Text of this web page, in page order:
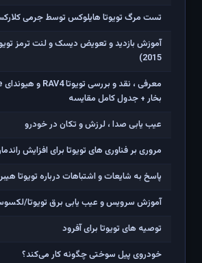
تست مرگ تویوتا هایلوکس توسط جرمی
2015)
بخار + جدول کامل مقایسه
عیب یابی صدا ، لرزش و تکان در خودرو
مروری بر فناوری های تویوتا برای افزایش
پاسخ به شایعات و اشتباهات درباره تویوتا
آموزش سرویس و عیب یابی برق تویوتا/
توصیه های تویوتا برای آفرود
خودروی پیل سوختی چگونه کار می‌کند؟